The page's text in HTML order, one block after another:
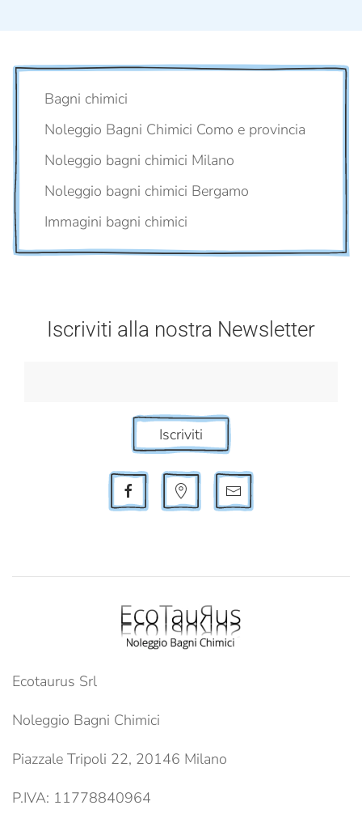
Bagni chimici
Noleggio Bagni Chimici Como e provincia
Noleggio bagni chimici Milano
Noleggio bagni chimici Bergamo
Immagini bagni chimici
Iscriviti alla nostra Newsletter
Iscriviti
Ecotaurus Srl
Noleggio Bagni Chimici
Piazzale Tripoli 22, 20146 Milano
P.IVA: 11778840964